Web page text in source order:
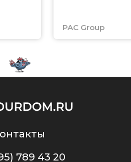
PAC Group
789 43 20